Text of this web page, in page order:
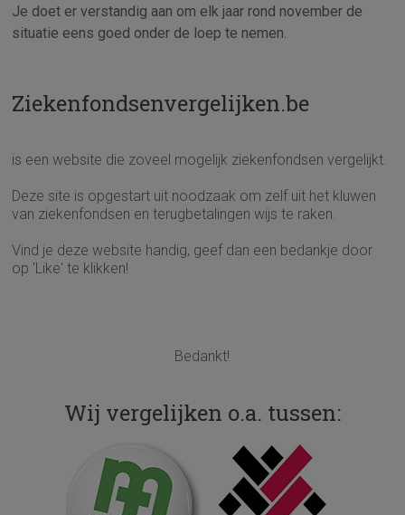
Je doet er verstandig aan om elk jaar rond november de
situatie eens goed onder de loep te nemen.
Ziekenfondsenvergelijken.be
is een website die zoveel mogelijk ziekenfondsen vergelijkt.
Deze site is opgestart uit noodzaak om zelf uit het kluwen
van ziekenfondsen en terugbetalingen wijs te raken.
Vind je deze website handig, geef dan een bedankje door
op 'Like' te klikken!
Bedankt!
Wij vergelijken o.a. tussen: